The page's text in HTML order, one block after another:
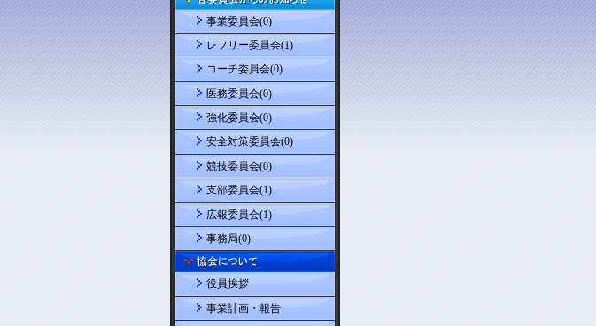
事業委員会(0)
レフリー委員会(1)
コーチ委員会(0)
医務委員会(0)
強化委員会(0)
安全対策委員会(0)
競技委員会(0)
支部委員会(1)
広報委員会(1)
事務局(0)
役員挨拶
事業計画・報告